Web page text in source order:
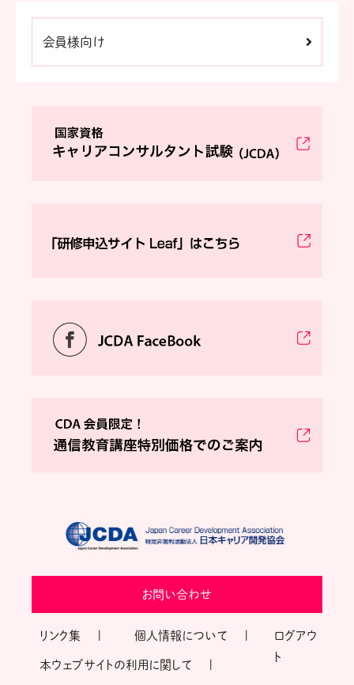
会員様向け
お問い合わせ
リンク集 個人情報について
本ウェブサイトの利用に関して
ログアウ
ト